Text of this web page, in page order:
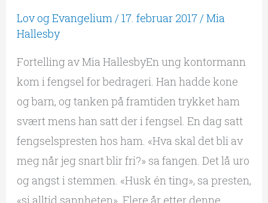
Lov og Evangelium/17. februar 2017/Mia
Hallesby
Fortelling av Mia HallesbyEn ung kontormann
kom i fengsel for bedrageri. Han hadde kone
og barn, og tanken på framtiden trykket ham
svært mens han satt der i fengsel. En dag satt
fengselspresten hos ham. «Hva skal det bli av
meg når jeg snart blir fri?» sa fangen. Det lå uro
og angst i stemmen. «Husk én ting», sa presten,
«si alltid sannheten». Flere år etter denne
sannheten